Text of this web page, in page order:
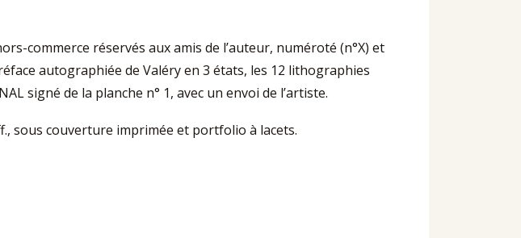
commerce réservés aux amis de l’auteur, numéroté (n°X) et
autographiée de Valéry en 3 états, les 12 lithographies
signé de la planche n° 1, avec un envoi de l’artiste.
sous couverture imprimée et portfolio à lacets.